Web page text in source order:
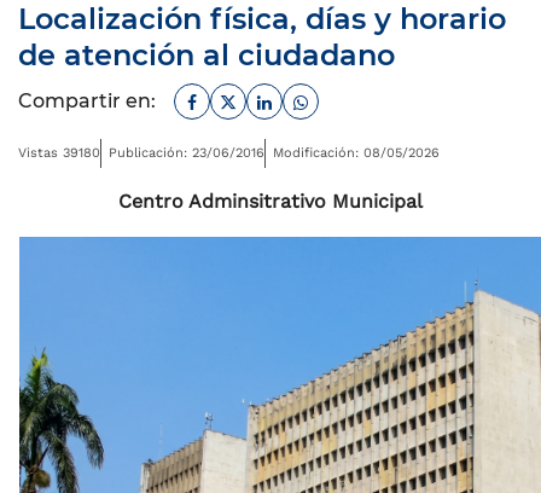
Localización física, días y horario
de atención al ciudadano
Compartir en: Facebook
TwitterLinkedinWhatsapp
Vistas 39180 Publicación: 23/06/2016 Modificación: 08/05/2026
Centro Adminsitrativo Municipal